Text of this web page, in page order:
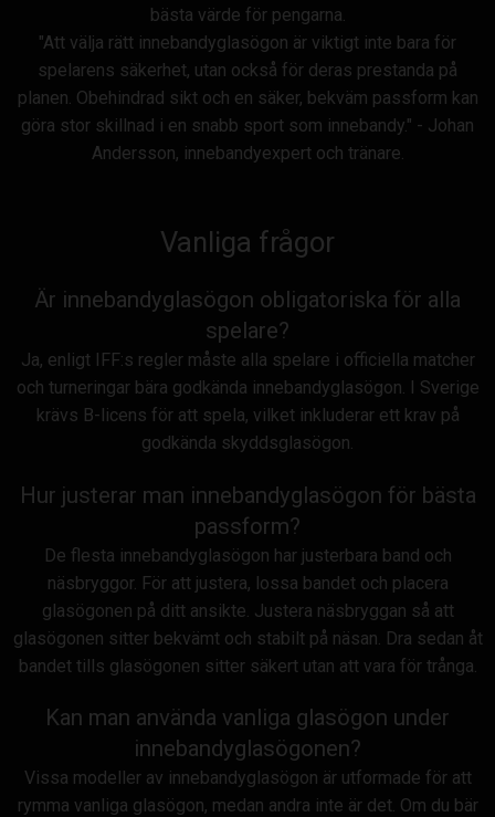
bästa värde för pengarna.
"Att välja rätt innebandyglasögon är viktigt inte bara för
spelarens säkerhet, utan också för deras prestanda på
planen. Obehindrad sikt och en säker, bekväm passform kan
göra stor skillnad i en snabb sport som innebandy." - Johan
Andersson, innebandyexpert och tränare.
Vanliga frågor
Är innebandyglasögon obligatoriska för alla
spelare?
Ja, enligt IFF:s regler måste alla spelare i officiella matcher
och turneringar bära godkända innebandyglasögon. I Sverige
krävs B-licens för att spela, vilket inkluderar ett krav på
godkända skyddsglasögon.
Hur justerar man innebandyglasögon för bästa
passform?
De flesta innebandyglasögon har justerbara band och
näsbryggor. För att justera, lossa bandet och placera
glasögonen på ditt ansikte. Justera näsbryggan så att
glasögonen sitter bekvämt och stabilt på näsan. Dra sedan åt
bandet tills glasögonen sitter säkert utan att vara för trånga.
Kan man använda vanliga glasögon under
innebandyglasögonen?
Vissa modeller av innebandyglasögon är utformade för att
rymma vanliga glasögon, medan andra inte är det. Om du bär